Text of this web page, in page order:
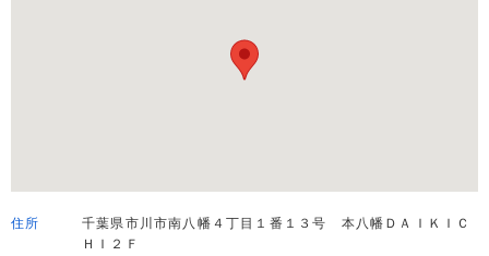
住所
千葉県市川市南八幡４丁目１番１３号 本八幡ＤＡＩＫＩＣ
ＨＩ２Ｆ